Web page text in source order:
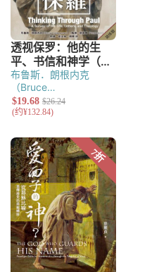
布鲁斯．朗根内克
（Bruce
Longenecker）
斯蒂尔（Todd Still）